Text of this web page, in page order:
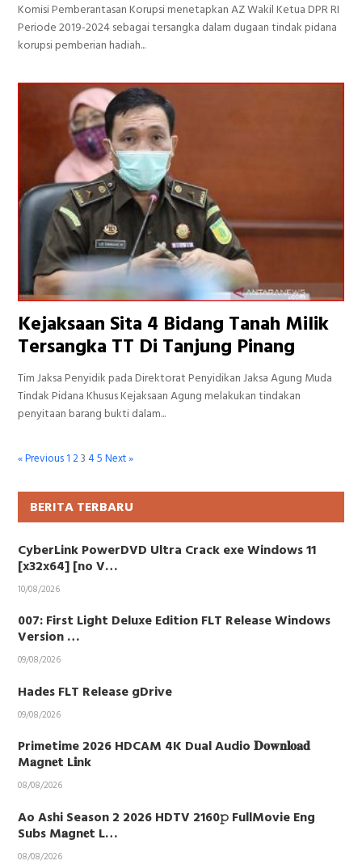
Komisi Pemberantasan Korupsi menetapkan AZ Wakil Ketua DPR RI
Periode 2019-2024 sebagai tersangka dalam dugaan tindak pidana
korupsi pemberian hadiah...
Kejaksaan Sita 4 Bidang Tanah Milik
Tersangka TT Di Tanjung Pinang
Tim Jaksa Penyidik pada Direktorat Penyidikan Jaksa Agung Muda
Tindak Pidana Khusus Kejaksaan Agung melakukan tindakan
penyitaan barang bukti dalam...
« Previous1 23 45 Next »
BERITA TERBARU
CyberLink PowerDVD Ultra Crack exe Windows 11
[x32x64] [no V…
10/08/2026
007: First Light Deluxe Edition FLT Release Windows
Version …
09/08/2026
Hades FLT Release gDrive
09/08/2026
Primetime 2026 HDCAM 4K Dual Audio 𝐃𝐨𝐰𝐧𝐥𝐨𝐚𝐝
M𝐚gn𝐞t L𝐢nk
08/08/2026
Ao Ashi Season 2 2026 HDTV 2160𝚙 FullMovie Eng
Subs M𝐚gn𝐞t L…
08/08/2026